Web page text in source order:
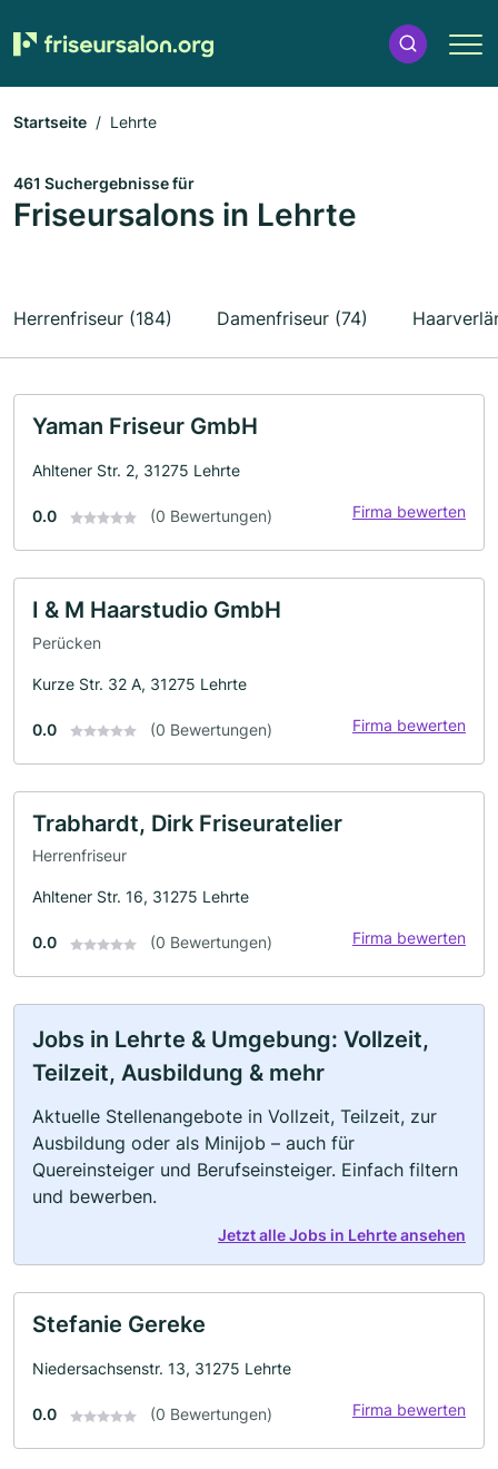
Startseite Lehrte
461 Suchergebnisse für
Friseursalons in Lehrte
Herrenfriseur (184) Damenfriseur (74)
Yaman Friseur GmbH
Ahltener Str. 2, 31275 Lehrte
0.0 (0 Bewertungen) Firma bewerten
I & M Haarstudio GmbH
Perücken
Kurze Str. 32 A, 31275 Lehrte
0.0 (0 Bewertungen) Firma bewerten
Trabhardt, Dirk Friseuratelier
Herrenfriseur
Ahltener Str. 16, 31275 Lehrte
0.0 (0 Bewertungen) Firma bewerten
Jobs in Lehrte & Umgebung: Vollzeit,
Teilzeit, Ausbildung & mehr
Aktuelle Stellenangebote in Vollzeit, Teilzeit, zur
Ausbildung oder als Minijob – auch für
Quereinsteiger und Berufseinsteiger. Einfach filtern
und bewerben.
Jetzt alle Jobs in Lehrte ansehen
Stefanie Gereke
Niedersachsenstr. 13, 31275 Lehrte
0.0 (0 Bewertungen) Firma bewerten